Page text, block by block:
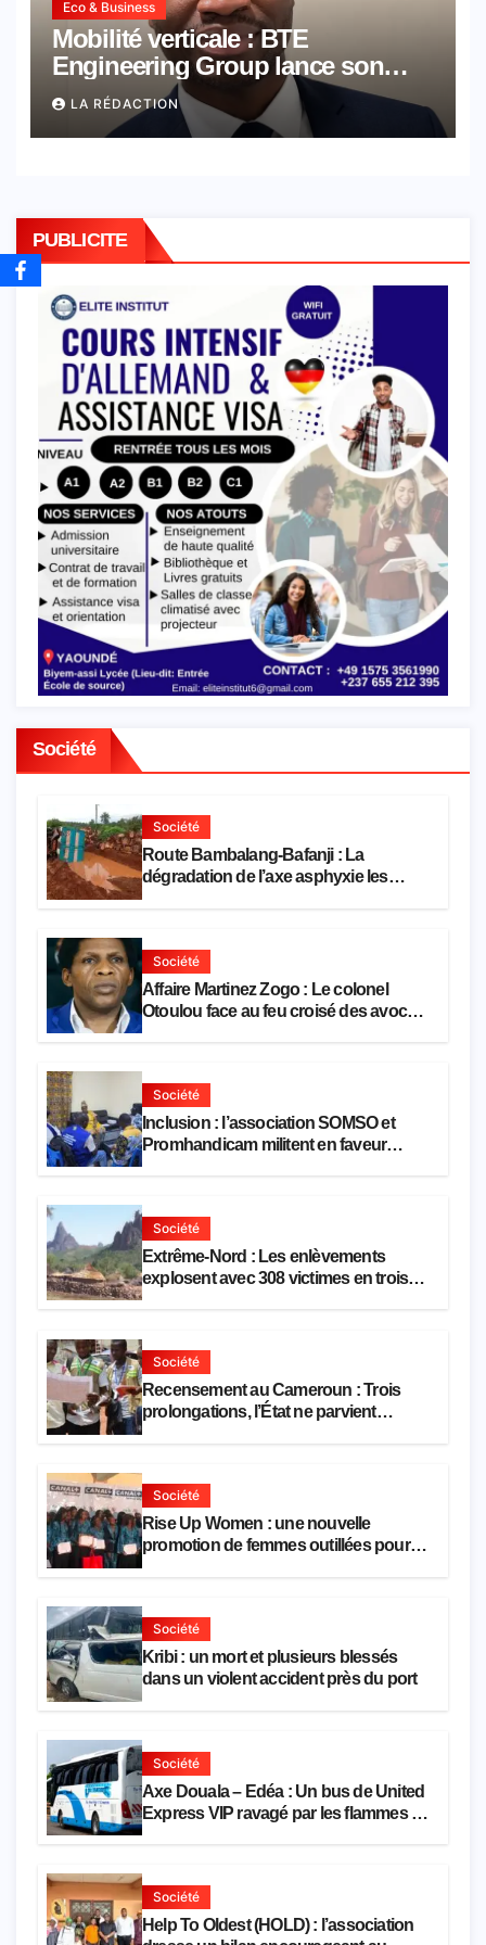
Eco & Business
Mobilité verticale : BTE
Engineering Group lance son
académie dédiée aux métiers de
l’ascenseur
LA RÉDACTION
PUBLICITE
Société
Société
Route Bambalang-Bafanji : La
dégradation de l’axe asphyxie les
Société
Affaire Martinez Zogo : Le colonel
Otoulou face au feu croisé des avocats
Société
Inclusion : l’association SOMSO et
Promhandicam militent en faveur
Société
Extrême-Nord : Les enlèvements
explosent avec 308 victimes en trois
Société
Recensement au Cameroun : Trois
prolongations, l’État ne parvient
Société
Rise Up Women : une nouvelle
promotion de femmes outillées pour
Société
Kribi : un mort et plusieurs blessés
dans un violent accident près du port
Société
Axe Douala – Edéa : Un bus de United
Express VIP ravagé par les flammes à
Société
Help To Oldest (HOLD) : l’association